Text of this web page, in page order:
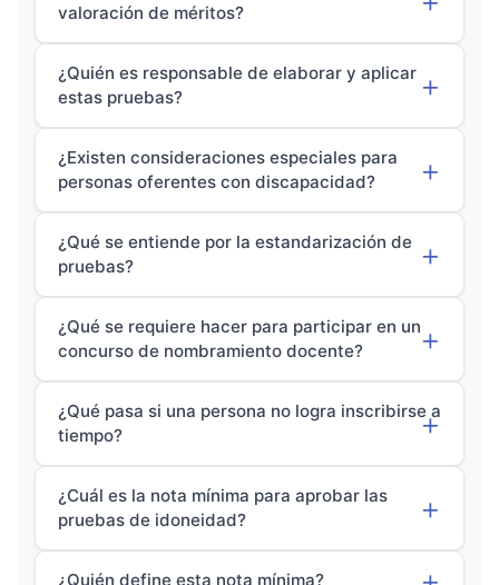
valoración de méritos?
¿Quién es responsable de elaborar y aplicar
estas pruebas?
¿Existen consideraciones especiales para
personas oferentes con discapacidad?
¿Qué se entiende por la estandarización de
pruebas?
¿Qué se requiere hacer para participar en un
concurso de nombramiento docente?
¿Qué pasa si una persona no logra inscribirse a
tiempo?
¿Cuál es la nota mínima para aprobar las
pruebas de idoneidad?
¿Quién define esta nota mínima?